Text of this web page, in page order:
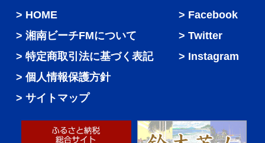
HOME
湘南ビーチFMについて
特定商取引法に基づく表記
個人情報保護方針
サイトマップ
Facebook
Twitter
Instagram